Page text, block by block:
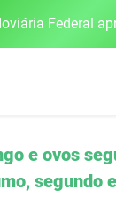
e ovos
segundo